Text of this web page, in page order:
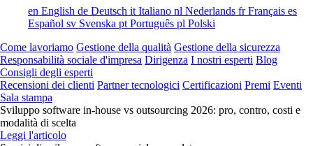
en English de Deutsch it Italiano nl Nederlands frFrançais es
Español sv Svenska pt Português pl Polski
Come lavoriamo Gestione della qualità Gestione della sicurezza
Responsabilità sociale d'impresa Dirigenza I nostri esperti Blog
Consigli degli esperti
Recensioni dei clienti Partner tecnologici Certificazioni Premi Eventi
Sala stampa
Sviluppo software in-house vs outsourcing 2026: pro, contro, costi e
modalità di scelta
Leggi l'articolo